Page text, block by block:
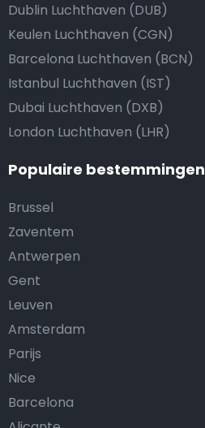
Dublin Luchthaven (DUB)
Keulen Luchthaven (CGN)
Barcelona Luchthaven (BCN)
Istanbul Luchthaven (IST)
Dubai Luchthaven (DXB)
London Luchthaven (LHR)
Populaire bestemmingen
Brussel
Zaventem
Antwerpen
Gent
Leuven
Amsterdam
Parijs
Nice
Barcelona